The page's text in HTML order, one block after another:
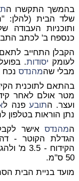
בהמשך התקשרו ה
שלד הבית (להלן:
ותוכניות העבודה
כנספח ב' לכתב
הקבלן התחייב
לעומק יסודות.
מבלי שהמהנדסנכח
ועצר. התובע פנה ל
נתן הוראות בטלפון
המהנדסאישר
הגדלת הקוטר -
50 ס"מ.
מועד בניית הבית הסתיים